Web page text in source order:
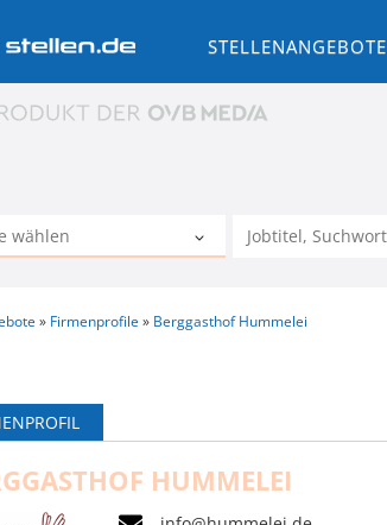
STELLENANGEBOTE
Firmenprofile Berggasthof Hummelei
HUMMELEI